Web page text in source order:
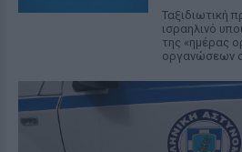
Ταξιδιωτική
ισραηλινό
της «ημέρας
οργανώσεων